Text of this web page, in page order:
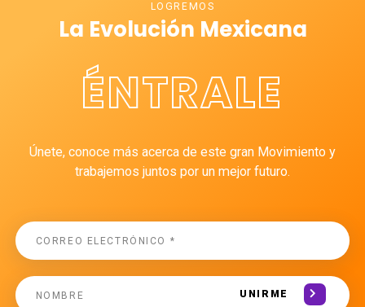
LOGREMOS
La Evolución Mexicana
ÉNTRALE
Únete, conoce más acerca de este gran Movimiento y
trabajemos juntos por un mejor futuro.
UNIRME